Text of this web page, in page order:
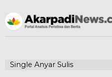
Single Anyar Sulis